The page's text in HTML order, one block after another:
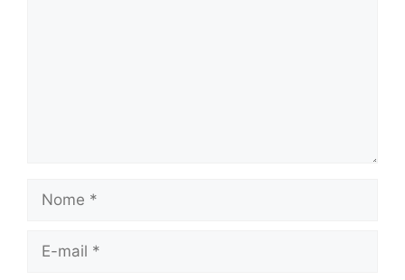
Nome